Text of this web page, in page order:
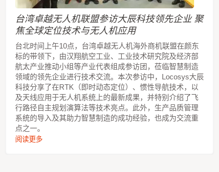
台湾卓越无人机联盟参访大辰科技领先企业 聚
焦全球定位技术与无人机应用
台北时间上午10点，台湾卓越无人机海外商机联盟在颜东
标的带领下，由汉翔航空工业、工业技术研究院及经济部
航太产业推动小组等产业代表组成参访团，莅临智慧制造
领域的领先企业进行技术交流。本次参访中，Locosys大辰
科技分享了在RTK（即时动态定位）、惯性导航技术，以
及天线应用于无人机系统上的最新成果，并特别介绍了飞
行路径自主规划演算法等技术亮点。此外，生产品质管理
系统的导入及其助力智慧制造的成功经验，也成为交流重
点之一。
阅读更多